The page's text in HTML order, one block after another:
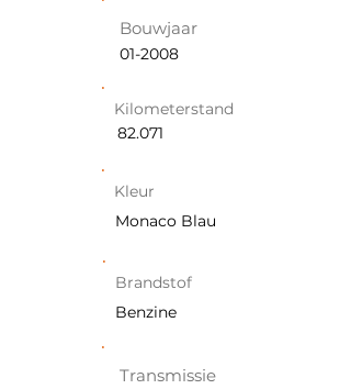
Bouwjaar
01-2008
Kilometerstand
82.071
Kleur
Monaco Blau
Brandstof
Benzine
Transmissie